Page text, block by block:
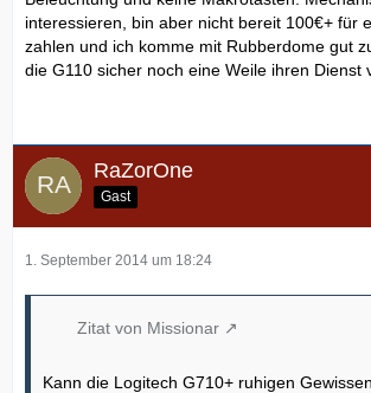
interessieren, bin aber nicht bereit 100€+ für
zahlen und ich komme mit Rubberdome gut
die G110 sicher noch eine Weile ihren Dienst
RaZorOne
Gast
1. September 2014 um 18:24
Zitat von Missionar
Kann die Logitech G710+ ruhigen